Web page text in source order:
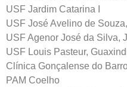
USF Jardim Catarina I
USF José Avelino de
USF Agenor José da Silva,
USF Louis Pasteur,
Clínica Gonçalense do
PAM Coelho